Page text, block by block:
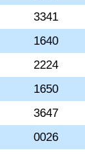
3341
1640
2224
1650
3647
0026